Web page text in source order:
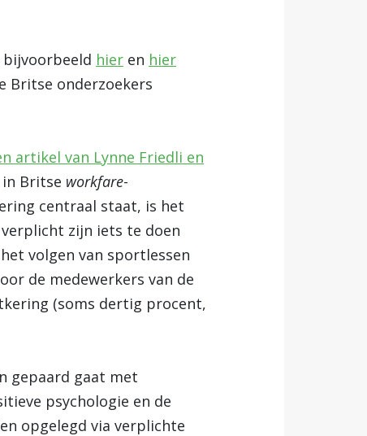
bijvoorbeeld hier en hier
Britse onderzoekers
artikel van Lynne Friedli en
Britse workfare-
centraal staat, is het
zijn iets te doen
volgen van sportlessen
de medewerkers van de
(soms dertig procent,
gepaard gaat met
psychologie en de
opgelegd via verplichte